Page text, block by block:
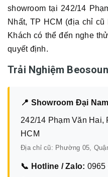
showroom tại 242/14
Nhất, TP HCM (địa chỉ
Khách có thể đến nghe
quyết định.
Trải Nghiệm
📍 Showroom Đại
242/14 Phạm Văn
HCM
Địa chỉ cũ: Phường 05,
📞 Hotline / Zalo: 0965